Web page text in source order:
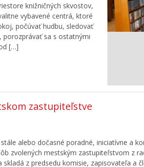
knižničných skvostov,
vybavené centrá, ktoré
počúvať hudbu, sledovať
porozprávať sa s ostatnými
[…]
zastupiteľstve
alebo dočasné poradné, iniciatívne a
zvolených mestským zastupiteľstvom z
z predsedu komisie, zapisovateľa a